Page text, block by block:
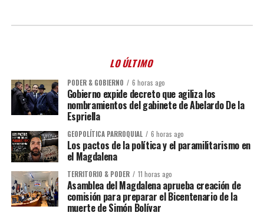
LO ÚLTIMO
PODER & GOBIERNO 6 horas ago
Gobierno expide decreto que agiliza los
nombramientos del gabinete de Abelardo De la
Espriella
GEOPOLÍTICA PARROQUIAL 6 horas ago
Los pactos de la política y el paramilitarismo en
el Magdalena
TERRITORIO & PODER 11 horas ago
Asamblea del Magdalena aprueba creación de
comisión para preparar el Bicentenario de la
muerte de Simón Bolívar